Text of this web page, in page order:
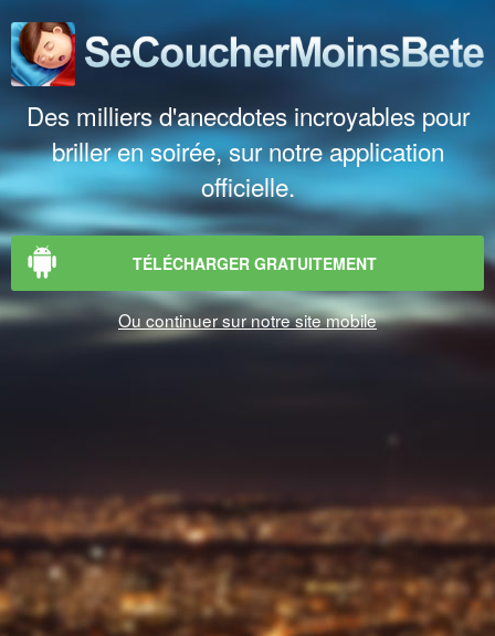
Des milliers d'anecdotes incroyables pour
briller en soirée, sur notre application
officielle.
TÉLÉCHARGER GRATUITEMENT
Ou continuer sur notre site mobile